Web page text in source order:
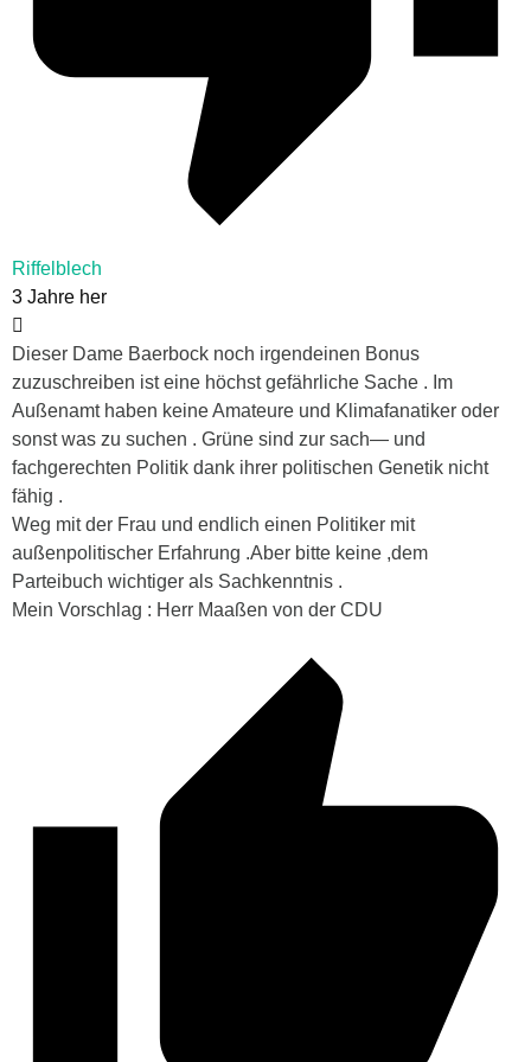
Riffelblech
3 Jahre her
Dieser Dame Baerbock noch irgendeinen Bonus
zuzuschreiben ist eine höchst gefährliche Sache . Im
Außenamt haben keine Amateure und Klimafanatiker oder
sonst was zu suchen . Grüne sind zur sach— und
fachgerechten Politik dank ihrer politischen Genetik nicht
fähig .
Weg mit der Frau und endlich einen Politiker mit
außenpolitischer Erfahrung .Aber bitte keine ,dem
Parteibuch wichtiger als Sachkenntnis .
Mein Vorschlag : Herr Maaßen von der CDU